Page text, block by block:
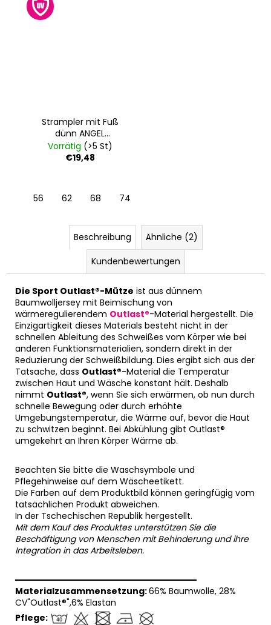
Strampler mit Fuß
dünn ANGEL
Outlast® - grau
meliert
Vorrätig (>5 St)
€19,48
56 62 68 74
Beschreibung
Ähnliche (2)
Kundenbewertungen
Die Sport Outlast®-Mütze ist aus dünnem
Baumwolljersey mit Beimischung von
wärmeregulierendem Outlast®-Material hergestellt. Die
Einzigartigkeit dieses Materials besteht nicht in der
schnellen Ableitung des Schweißes vom Körper wie bei
anderen Funktionsmaterialien, sondern direkt in der
Reduzierung der Schweißbildung. Dies ergibt sich aus der
Tatsache, dass Outlast®-Material die Temperatur
zwischen Haut und Wäsche konstant hält. Deshalb
nimmt Outlast®, wenn Sie sich erwärmen, ob nun durch
schnelle Bewegung oder durch erhöhte
Umgebungstemperatur, die Wärme auf, bevor die Haut
zu schwitzen beginnt. Bei Abkühlung gibt Outlast®
umgekehrt an Ihren Körper Wärme ab.
Beachten Sie bitte die Waschsymbole und
Pflegehinweise auf dem Wäscheetikett.
Die Farben auf dem Produktbild können geringfügig vom
tatsächlichen Produkt abweichen.
In der Tschechischen Republik hergestellt.
Mit dem Kauf des Produktes unterstützen Sie die
Beschäftigung von Menschen mit Behinderung und ihre
Integration in das Arbeitsleben.
══════════════════════════════
Materialzusammensetzung:66% Baumwolle, 28%
CV"Outlast®",6% Elastan
Pflege: